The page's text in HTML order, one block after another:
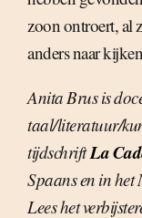
zoon ontroert, al
anders naar
Anita Brus is
taal/literatuur/
tijdschriftLa
Spaans en in
Lees het